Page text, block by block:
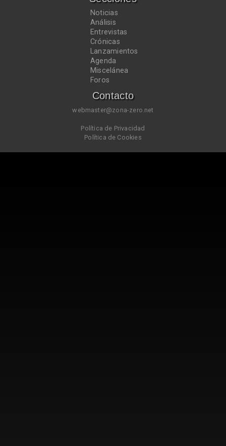
Noticias
Análisis
Entrevistas
Crónicas
Lanzamientos
Agenda
Miscelánea
Foros
Contacto
webmaster@zona-zero.net
Política de Privacidad
Política de Cookies